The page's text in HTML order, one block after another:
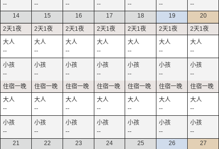
-- -- -- -- -- --
--
14
--
--
--
--
15
--
--
--
--
16
--
--
--
--
17
--
--
--
--
18
--
--
--
--
19
--
--
--
--
20
--
--
--
--
21
22 23 24 25 26 27